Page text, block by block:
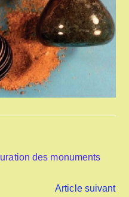
des monuments
Article suivant